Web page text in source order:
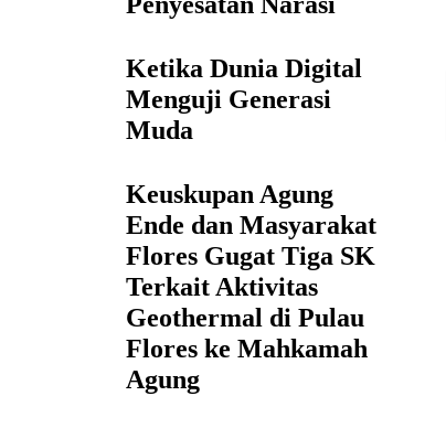
Ketika Dunia Digital
Menguji Generasi
Muda
Keuskupan Agung
Ende dan Masyarakat
Flores Gugat Tiga SK
Terkait Aktivitas
Geothermal di Pulau
Flores ke Mahkamah
Agung